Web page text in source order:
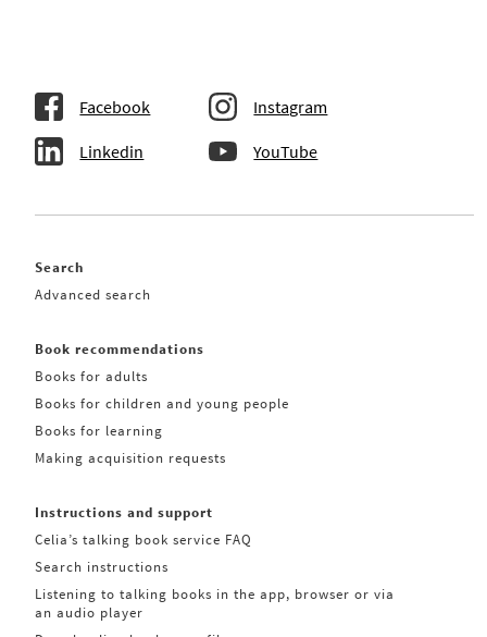
Facebook Instagram
Linkedin YouTube
Search
Advanced search
Book recommendations
Books for adults
Books for children and young people
Books for learning
Making acquisition requests
Instructions and support
Celia’s talking book service FAQ
Search instructions
Listening to talking books in the app, browser or via
an audio player